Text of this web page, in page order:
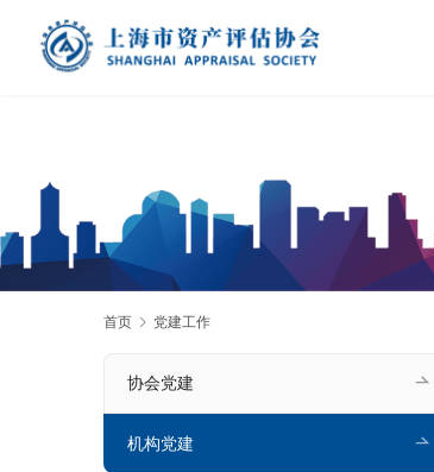
首页 党建工作
协会党建
机构党建